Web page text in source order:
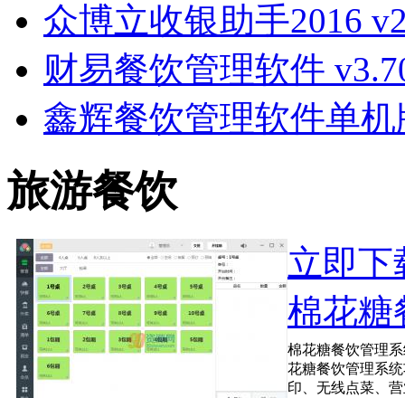
众博立收银助手2016
财易餐饮管理软件
鑫辉餐饮管理软件单机
旅游餐饮
立即下
棉花糖
棉花糖餐饮管理
花糖餐饮管理系
印、无线点菜、